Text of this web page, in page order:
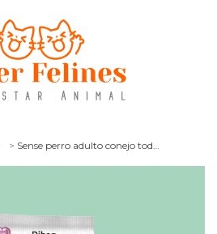
Sense perro adulto conejo todas las razas 2 kg